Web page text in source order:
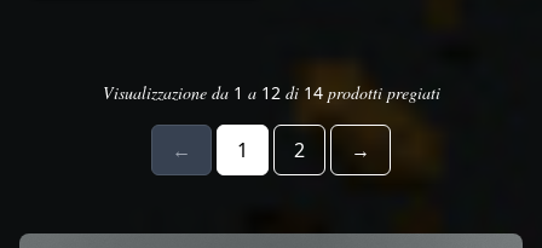
Visualizzazione da 1 a 12 di 14 prodotti pregiati
← 1 2 →